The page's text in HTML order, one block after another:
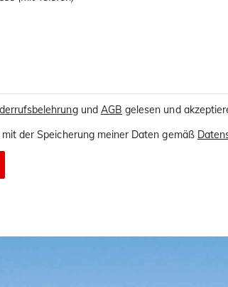
und AGB gelesen und
der Speicherung meiner Daten gemäß